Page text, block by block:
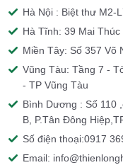
Hà Nội : Biệt thư M2-
Hà Tĩnh: 39 Mai
Miền Tây: Số 357 Võ
Vũng Tàu: Tầng 7 -
- TP Vũng Tàu
Bình Dương : Số 110
B, P.Tân Đông
Số điện thoại:0917
Email: